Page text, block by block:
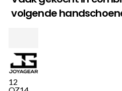
volgende
12